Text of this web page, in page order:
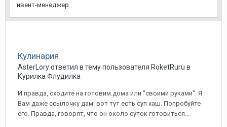
ивент-менеджер
Кулинария
AsterLoryответил в тему пользователя RoketRuru в
Курилка Флудилка
И правда, сходите на готовим.дома или "своими руками". Я
Вам даже ссылочку дам: вот тут есть суп хаш. Попробуйте
его. Правда, говорят, что он около суток готовиться...